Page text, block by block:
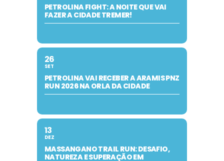
PETROLINA FIGHT: A NOITE QUE VAI
FAZER A CIDADE TREMER!
26
SET
PETROLINA VAI RECEBER A ARAMIS PNZ
RUN 2026 NA ORLA DA CIDADE
13
DEZ
MASSANGANO TRAIL RUN: DESAFIO,
NATUREZA E SUPERAÇÃO EM